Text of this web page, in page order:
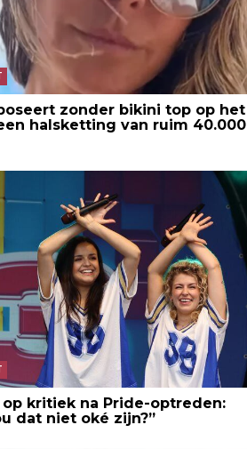
zonder bikini top op het
halsketting van ruim 40.000
kritiek na Pride-optreden:
dat niet oké zijn?”